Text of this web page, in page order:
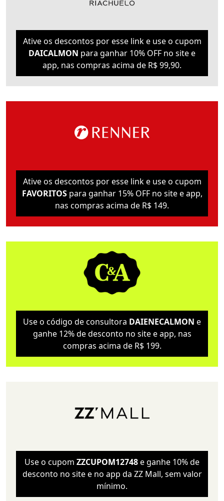
Ative os descontos por esse link e use o cupom
DAICALMON para ganhar 10% OFF no site e
app, nas compras acima de R$ 99,90.
Ative os descontos por esse link e use o cupom
FAVORITOSpara ganhar 15% OFF no site e app,
nas compras acima de R$ 149.
Use o código de consultora DAIENECALMON e
ganhe 12% de desconto no site e app, nas
compras acima de R$ 199.
Use o cupom ZZCUPOM12748e ganhe 10% de
desconto no site e no app da ZZ Mall, sem valor
mínimo.